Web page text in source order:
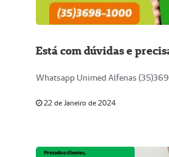
Está com dúvidas e
Whatsapp Unimed Alfenas
22 de Janeiro de 2024